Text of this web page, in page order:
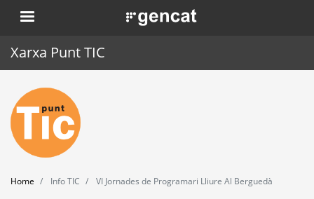
Skip
to
. Obre en una nova finestra.
Xarxa Punt TIC
Home
Punt TIC
News
Events
Home Info TIC VI Jornades de Programari Lliure Al Berguedà